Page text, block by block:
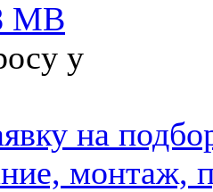
MB
у
на
монтаж,